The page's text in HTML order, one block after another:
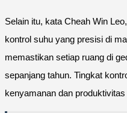
Selain itu, kata Cheah Win
kontrol suhu yang presisi di
memastikan setiap ruang di
sepanjang tahun. Tingkat
kenyamanan dan produktivitas